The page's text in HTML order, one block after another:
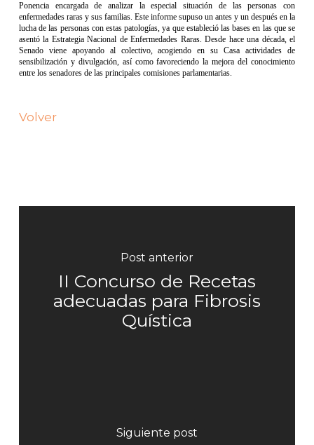
Ponencia encargada de analizar la especial situación de las personas con
enfermedades raras y sus familias. Este informe supuso un antes y un después en la
lucha de las personas con estas patologías, ya que estableció las bases en las que se
asentó la Estrategia Nacional de Enfermedades Raras. Desde hace una década, el
Senado viene apoyando al colectivo, acogiendo en su Casa actividades de
sensibilización y divulgación, así como favoreciendo la mejora del conocimiento
entre los senadores de las principales comisiones parlamentarias.
Volver
Post anterior
II Concurso de Recetas
adecuadas para Fibrosis
Quística
Siguiente post